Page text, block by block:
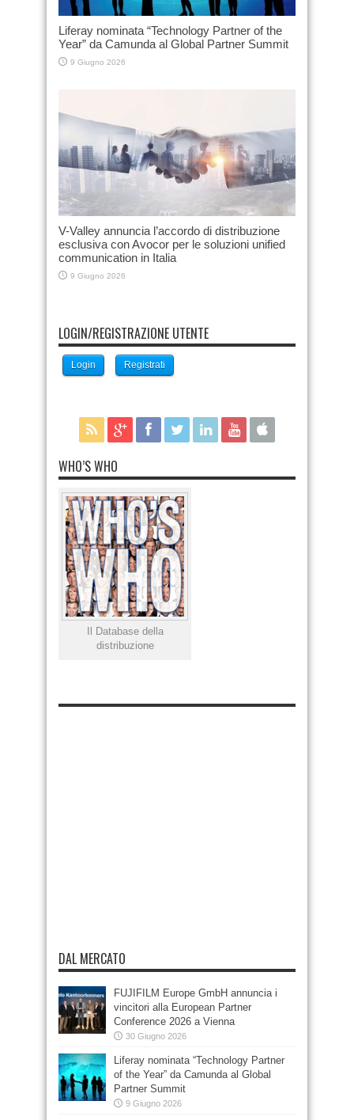
Liferay nominata “Technology Partner of the
Year” da Camunda al Global Partner Summit
9 Giugno 2026
V-Valley annuncia l’accordo di distribuzione
esclusiva con Avocor per le soluzioni unified
communication in Italia
9 Giugno 2026
LOGIN/REGISTRAZIONE UTENTE
Login Registrati
WHO’S WHO
Il Database della
distribuzione
DAL MERCATO
FUJIFILM Europe GmbH annuncia i
vincitori alla European Partner
Conference 2026 a Vienna
30 Giugno 2026
Liferay nominata “Technology Partner
of the Year” da Camunda al Global
Partner Summit
9 Giugno 2026